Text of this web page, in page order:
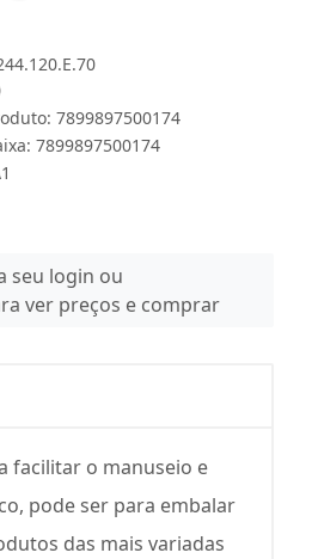
7899897500174
7899897500174
seu login ou
ver preços e comprar
facilitar o manuseio e
pode ser para embalar
das mais variadas